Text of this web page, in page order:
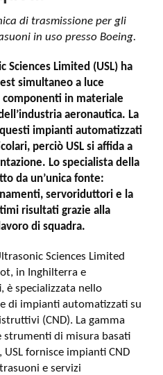
di trasmissione per gli
in uso presso Boeing.
Sciences Limited (USL) ha
simultaneo a luce
componenti in materiale
aeronautica. La
impianti automatizzati
perciò USL si affida a
Lo specialista della
da un’unica fonte:
servoriduttori e la
risultati grazie alla
di squadra.
Sciences Limited
in Inghilterra e
è specializzata nello
di impianti automatizzati su
(CND). La gamma
strumenti di misura basati
USL fornisce impianti CND
e servizi